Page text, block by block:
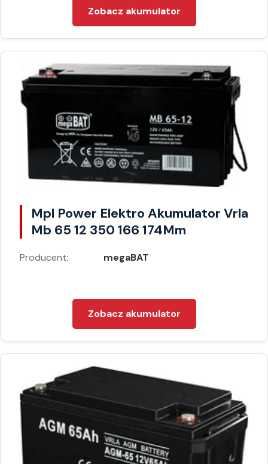
Zobacz akumulator
Mpl Power Elektro Akumulator Vrla
Mb 65 12 350 166 174Mm
Producent: megaBAT
Zobacz akumulator